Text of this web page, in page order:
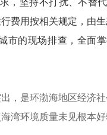
，坚持不打扰、不替
费用按相关规定，由生
市的现场排查，全面
，是环渤海地区经济
湾环境质量未见根本